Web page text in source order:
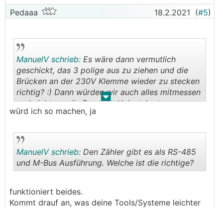
Pedaaa 18.2.2021 (#5)
. .
ManuelV schrieb: Es wäre dann vermutlich
geschickt, das 3 polige aus zu ziehen und die
Brücken an der 230V Klemme wieder zu stecken
richtig? :) Dann würden wir auch alles mitmessen
und nicht nur die Pumpen, Heizstab etc.
würd ich so machen, ja
ManuelV schrieb: Den Zähler gibt es als RS-485
und M-Bus Ausführung. Welche ist die richtige?
funktioniert beides.
Kommt drauf an, was deine Tools/Systeme leichter